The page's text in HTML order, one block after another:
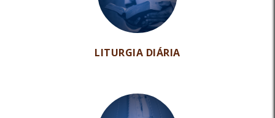
LITURGIA DIÁRIA